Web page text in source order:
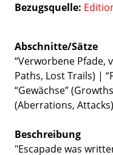
Bezugsquelle:
Abschnitte/Sätze
“Verworbene Pfade,
Paths, Lost Trails) |
“Gewächse”
(Aberrations, Attacks)
Beschreibung
"Escapade was